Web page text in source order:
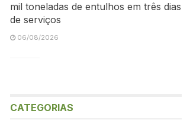
mil toneladas de entulhos em três dias
de serviços
06/08/2026
CATEGORIAS